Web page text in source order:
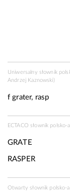
Uniwersalny słownik
Andrzej Kaznowski)
f grater, rasp
ECTACO słownik
GRATE
RASPER
Otwarty słownik polsko-